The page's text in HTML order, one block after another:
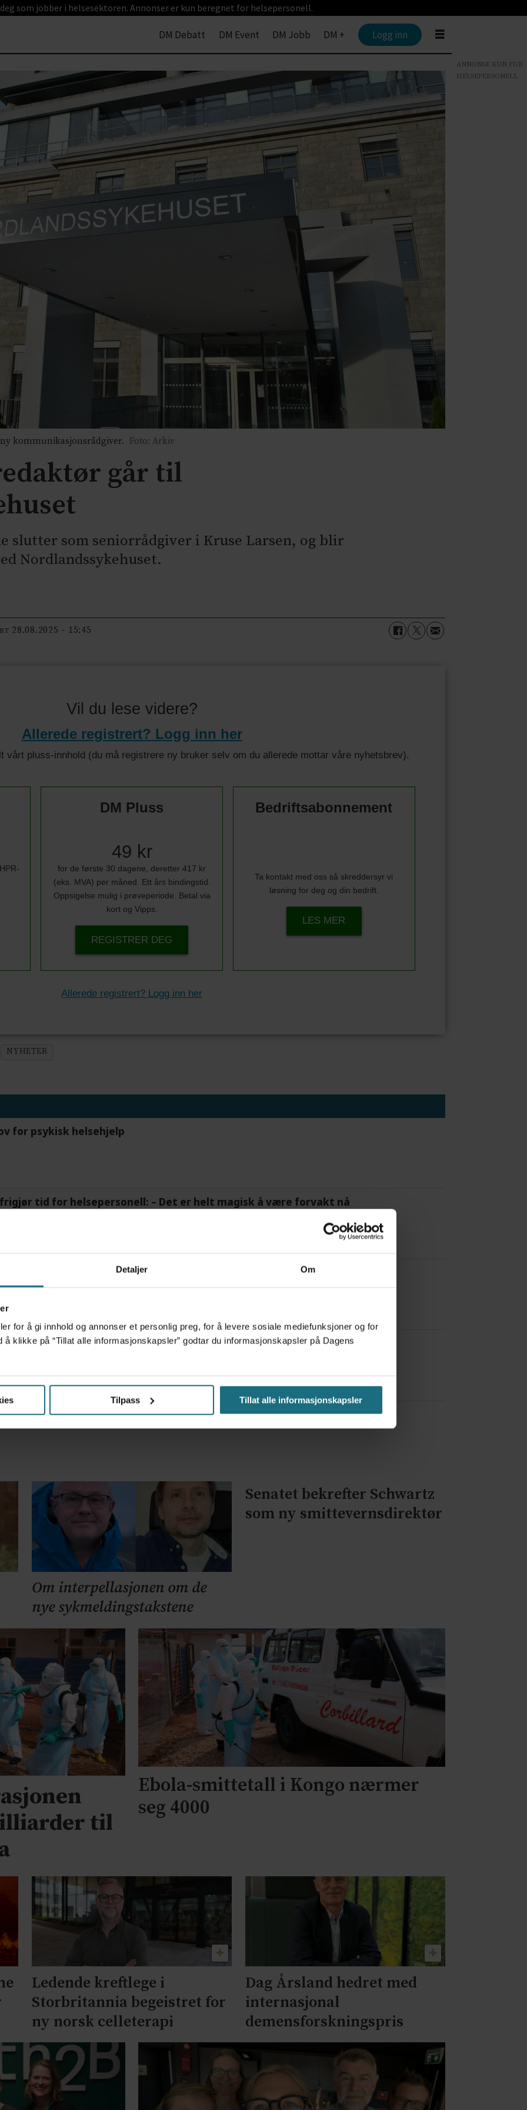
Detaljer Om
for å gi innhold og annonser et personlig preg, for å levere sosiale mediefunksjoner og for
å klikke på “Tillat alle informasjonskapsler” godtar du informasjonskapsler på Dagens
Tilpass Tillat alle informasjonskapsler
som jobber i helsesektoren. Annonser er kun beregnet for helsepersonell.
DM Debatt DM Event DM Jobb DM + Logg inn
ny kommunikasjonsrådgiver. Foto: Arkiv
går til
slutter som seniorrådgiver i Kruse Larsen, og blir
Nordlandssykehuset.
28.08.2025 - 15:45
Vil du lese videre?
Allerede registrert? Logg inn her
vårt pluss-innhold (du må registrere ny bruker selv om du allerede mottar våre nyhetsbrev).
DM Pluss
49 kr
for de første 30 dagene, deretter 417 kr
(eks. MVA) per måned. Ett års bindingstid.
Oppsigelse mulig i prøveperiode. Betal via
kort og Vipps.
REGISTRER DEG
Bedriftsabonnement
Ta kontakt med oss så skreddersyr vi
løsning for deg og din bedrift.
LES MER
Allerede registrert? Logg inn her
NYHETER
for psykisk helsehjelp
tid for helsepersonell: – Det er helt magisk å være forvakt nå
forskningsfunn
det frem at han døgnet før hadde drukket 25 vodka Red Bull
som lege, gjør du sannsynligvis ikke noen ting
Om interpellasjonen om de
nye sykmeldingstakstene
Senatet bekrefter Schwartz
som ny smittevernsdirektør
til
Ebola-smittetall i Kongo nærmer
seg 4000
Ledende kreftlege i
Storbritannia begeistret for
ny norsk celleterapi
Dag Årsland hedret med
internasjonal
demensforskningspris
ANNONSE KUN FOR
HELSEPERSONELL